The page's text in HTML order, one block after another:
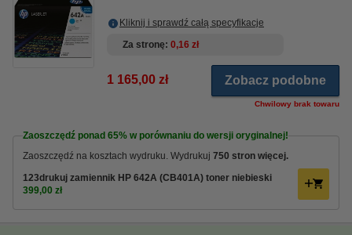
Kliknij i sprawdź całą specyfikacje
Za stronę 0,16 zł
1 165,00 zł Zobacz podobne
Chwilowy brak towaru
Zaoszczędź ponad 65% w porównaniu do wersji oryginalnej!
Zaoszczędź na kosztach wydruku. Wydrukuj 750 stron więcej.
123drukuj zamiennik HP 642A (CB401A) toner niebieski
399,00 zł